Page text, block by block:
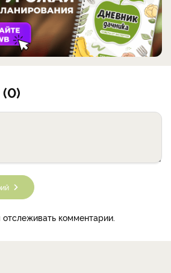
отслеживать комментарии.